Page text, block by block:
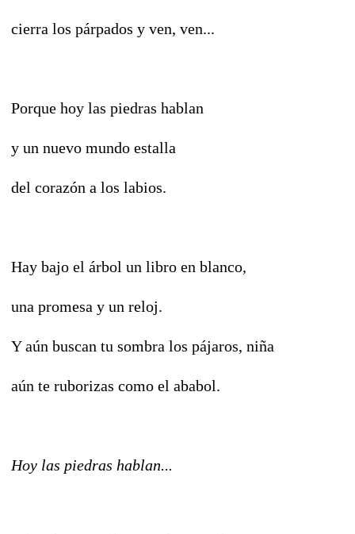
cierra los párpados y ven, ven...
Porque hoy las piedras hablan
y un nuevo mundo estalla
del corazón a los labios.
Hay bajo el árbol un libro en blanco,
una promesa y un reloj.
Y aún buscan tu sombra los pájaros, niña
aún te ruborizas como el ababol.
Hoy las piedras hablan...